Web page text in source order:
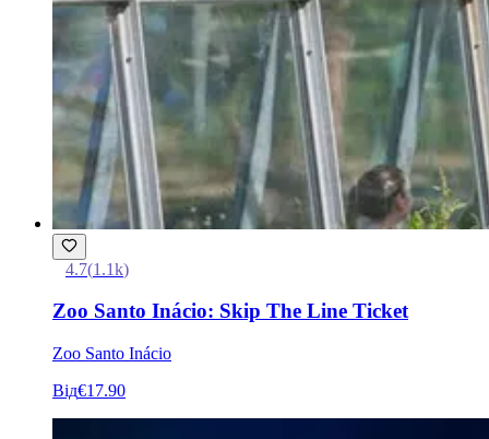
4.7(1.1k)
Zoo Santo Inácio: Skip The Line Ticket
Zoo Santo Inácio
Від€17.90